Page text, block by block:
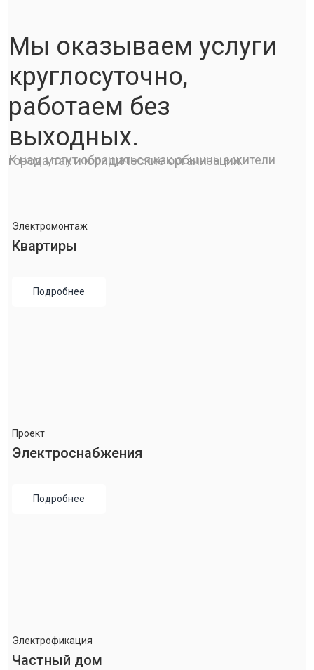
Мы оказываем услуги
круглосуточно,
работаем без
выходных.
К нам могут обращаться как обычные жители города, так и юридические организации.
Электромонтаж
Квартиры
Подробнее
Проект
Электроснабжения
Подробнее
Электрофикация
Частный дом